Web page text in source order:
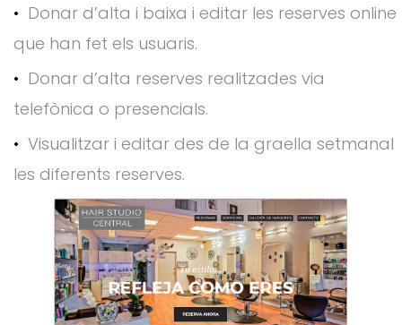
Donar d’alta i baixa i editar les reserves online
que han fet els usuaris.
Donar d’alta reserves realitzades via
telefònica o presencials.
Visualitzar i editar des de la graella setmanal
les diferents reserves.